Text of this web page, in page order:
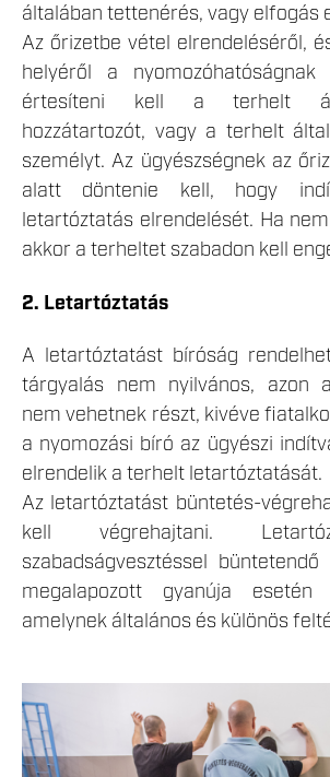
általában tettenérés, vagy elfogás
Az őrizetbe vétel elrendeléséről,
helyéről a
értesíteni kell a terhelt
hozzátartozót, vagy a terhelt
személyt. Az ügyészségnek az
alatt döntenie kell, hogy
letartóztatás elrendelését. Ha
akkor a terheltet szabadon kell
2. Letartóztatás
A letartóztatást bíróság
tárgyalás nem nyilvános, azon
nem vehetnek részt, kivéve
a nyomozási bíró az ügyészi
elrendelik a terhelt letartóztatását.
Az letartóztatást büntetés-
kell végrehajtani.
szabadságvesztéssel büntetendő
megalapozott gyanúja esetén
amelynek általános és különös
VESZPREM_1_HONLAP-21.JPG